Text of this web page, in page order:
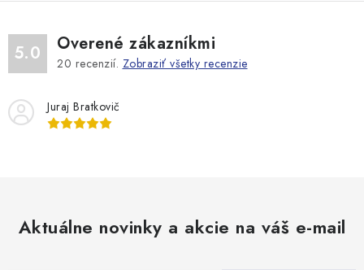
5.0 Overené zákazníkmi
20 recenzií. Zobraziť všetky recenzie
Juraj Bratkovič
Aktuálne novinky a akcie na váš e-mail